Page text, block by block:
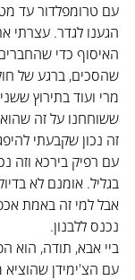
עם טרומפלדור עד
הגענו לגדר. עצרתי
האיסוף כדי
שהסכים, ברגע של
מרי ועוד בתירוץ
ששוחחנו על זה שהוא
זה נכון שקבעתי
עם רפיק בירכא וזה
בגליל. אומנם לא
אבל למי זה באמת
נכנס ללבנון.
ביי אבא, תודה, הוא
עם הצ'ימידן